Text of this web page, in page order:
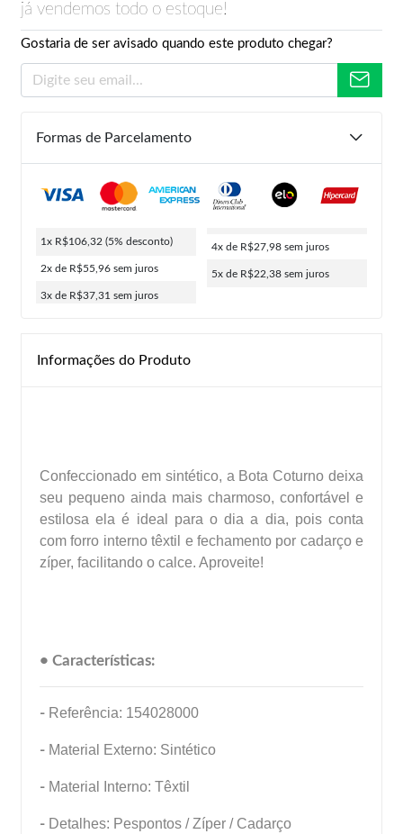
já vendemos todo o estoque!
Gostaria de ser avisado quando este produto chegar?
Formas de Parcelamento
1x R$106,32 (5% desconto)
2x de R$55,96 sem juros
3x de R$37,31 sem juros
4x de R$27,98 sem juros
5x de R$22,38 sem juros
Informações do Produto
Confeccionado em sintético, a Bota Coturno deixa
seu pequeno ainda mais charmoso, confortável e
estilosa ela é ideal para o dia a dia, pois conta
com forro interno têxtil e fechamento por cadarço e
zíper, facilitando o calce. Aproveite!
• Características:
- Referência: 154028000
- Material Externo: Sintético
- Material Interno: Têxtil
- Detalhes: Pespontos / Zíper / Cadarço